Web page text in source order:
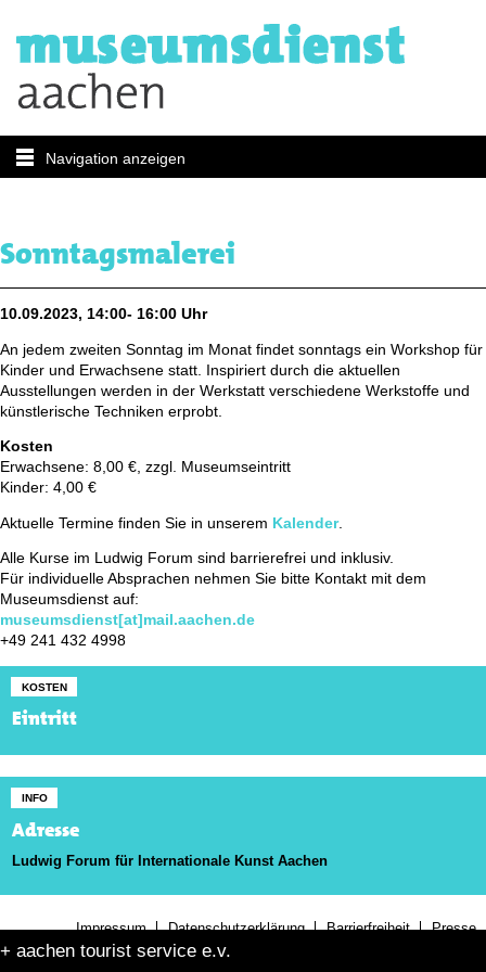
Navigation anzeigen
Sonntagsmalerei
10.09.2023, 14:00- 16:00 Uhr
An jedem zweiten Sonntag im Monat findet sonntags ein Workshop für
Kinder und Erwachsene statt. Inspiriert durch die aktuellen
Ausstellungen werden in der Werkstatt verschiedene Werkstoffe und
künstlerische Techniken erprobt.
Kosten
Erwachsene: 8,00 €, zzgl. Museumseintritt
Kinder: 4,00 €
Aktuelle Termine finden Sie in unserem Kalender.
Alle Kurse im Ludwig Forum sind barrierefrei und inklusiv.
Für individuelle Absprachen nehmen Sie bitte Kontakt mit dem
Museumsdienst auf:
museumsdienst[at]mail.aachen.de
+49 241 432 4998
KOSTEN
Eintritt
INFO
Adresse
Ludwig Forum für Internationale Kunst Aachen
Impressum Datenschutzerklärung Barrierfreiheit Presse
+ aachen tourist service e.v.